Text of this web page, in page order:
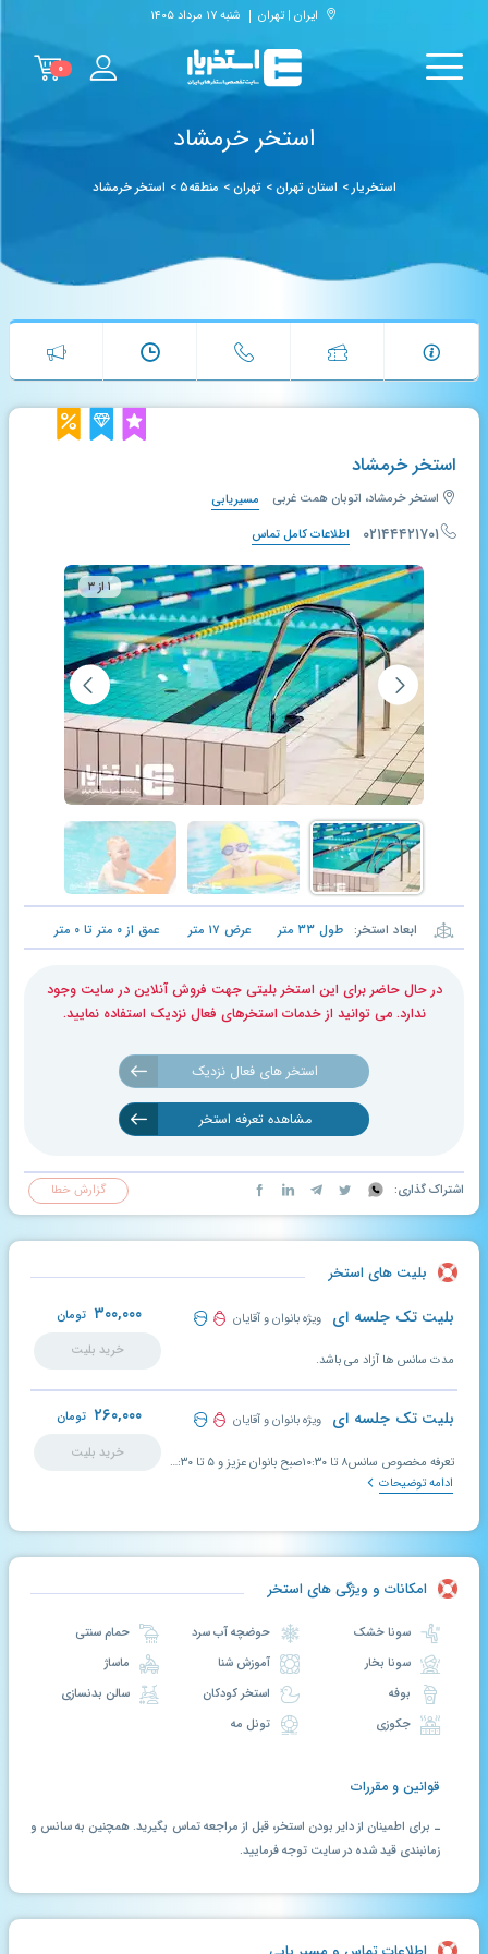
ایران | تهران شنبه ۱۷ مرداد ۱۴۰۵
۰
استخر خرمشاد
استخریار> استان تهران> تهران> منطقه۵ > استخر خرمشاد
استخر خرمشاد
استخر خرمشاد، اتوبان همت غربی مسیریابی
۰۲۱۴۴۴۲۱۷۰۱ اطلاعات کامل تماس
۱ از ۳
ابعاد استخر: طول ۳۳ متر عرض ۱۷ متر عمق از۰ متر تا۰ متر
در حال حاضر برای این استخر بلیتی جهت فروش آنلاین در سایت وجود
ندارد. می توانید از خدمات استخرهای فعال نزدیک استفاده نمایید.
استخر های فعال نزدیک
مشاهده تعرفه استخر
اشتراک گذاری: گزارش خطا
بلیت های استخر
بلیت تک جلسه ای ویژه بانوان و آقایان ۳۰۰,۰۰۰ تومان
خرید بلیت
مدت سانس ها آزاد می باشد.
بلیت تک جلسه ای ویژه بانوان و آقایان ۲۶۰,۰۰۰ تومان
خرید بلیت
تعرفه مخصوص سانس۸ تا ۱۰:۳۰صبح بانوان عزیز و ۵ تا ۷:۳۰ صبح آقایان می باشد.
ادامه توضیحات
امکانات و ویژگی های استخر
سونا خشک
سونا بخار
جکوزی
حوضچه آب سرد
آموزش شنا
تونل مه
حمام سنتی
سالن بدنسازی
قوانین و مقررات
ـ برای اطمینان از دایر بودن استخر، قبل از مراجعه تماس بگیرید. همچنین به سانس و
زمانبندی قید شده در سایت توجه فرمایید.